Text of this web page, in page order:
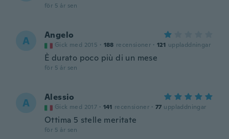
för 5 år sen
A Angelo
Gick med 2015 · 188 recensioner · 121 uppladdningar
È durato poco più di un mese
för 5 år sen
A Alessio
Gick med 2017 · 141 recensioner · 77 uppladdningar
Ottima 5 stelle meritate
för 5 år sen